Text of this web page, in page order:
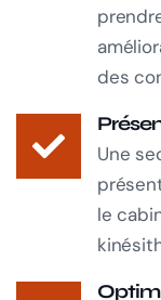
des
Une
le